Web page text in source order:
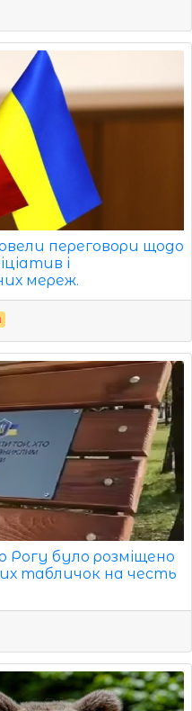
переговори щодо
і
мереж.
Рогу було розміщено
табличок на честь